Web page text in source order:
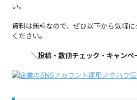
い。
資料は無料なので、ぜひ以下から気軽
ください。
＼投稿・数値チェック・キャンペ